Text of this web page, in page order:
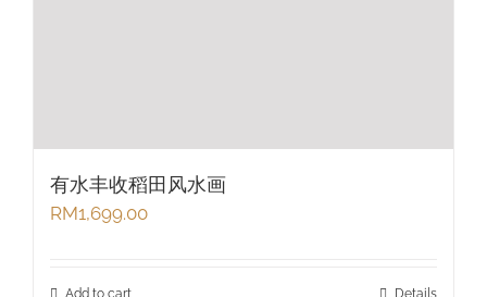
有水丰收稻田风水画
RM1,699.00
Add to cart Details